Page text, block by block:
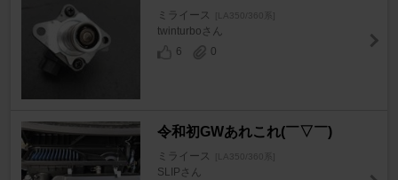
ミライース [LA350/360系]
twinturboさん
6
0
令和初GWあれこれ(￣▽￣)
ミライース [LA350/360系]
SLIPさん